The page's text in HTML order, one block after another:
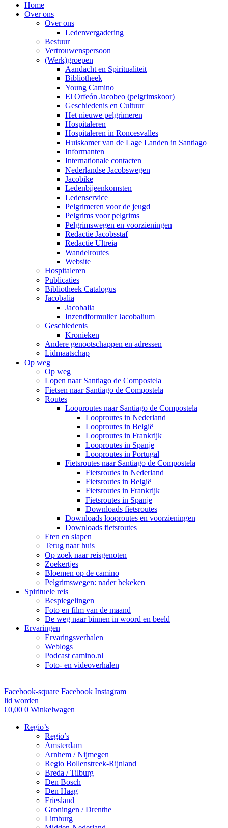
Home
Over ons
Over ons
Ledenvergadering
Bestuur
Vertrouwenspersoon
(Werk)groepen
Aandacht en Spiritualiteit
Bibliotheek
Young Camino
El Orfeón Jacobeo (pelgrimskoor)
Geschiedenis en Cultuur
Het nieuwe pelgrimeren
Hospitaleren
Hospitaleren in Roncesvalles
Huiskamer van de Lage Landen in Santiago
Informanten
Internationale contacten
Nederlandse Jacobswegen
Jacobike
Ledenbijeenkomsten
Ledenservice
Pelgrimeren voor de jeugd
Pelgrims voor pelgrims
Pelgrimswegen en voorzieningen
Redactie Jacobsstaf
Redactie Ultreia
Wandelroutes
Website
Hospitaleren
Publicaties
Bibliotheek Catalogus
Jacobalia
Jacobalia
Inzendformulier Jacobalium
Geschiedenis
Kronieken
Andere genootschappen en adressen
Lidmaatschap
Op weg
Op weg
Lopen naar Santiago de Compostela
Fietsen naar Santiago de Compostela
Routes
Looproutes naar Santiago de Compostela
Looproutes in Nederland
Looproutes in België
Looproutes in Frankrijk
Looproutes in Spanje
Looproutes in Portugal
Fietsroutes naar Santiago de Compostela
Fietsroutes in Nederland
Fietsroutes in België
Fietsroutes in Frankrijk
Fietsroutes in Spanje
Downloads fietsroutes
Downloads looproutes en voorzieningen
Downloads fietsroutes
Eten en slapen
Terug naar huis
Op zoek naar reisgenoten
Zoekertjes
Bloemen op de camino
Pelgrimswegen: nader bekeken
Spirituele reis
Bespiegelingen
Foto en film van de maand
De weg naar binnen in woord en beeld
Ervaringen
Ervaringsverhalen
Weblogs
Podcast camino.nl
Foto- en videoverhalen
Facebook-square Facebook Instagram
lid worden
€0,00 0 Winkelwagen
Regio’s
Regio’s
Amsterdam
Arnhem / Nijmegen
Regio Bollenstreek-Rijnland
Breda / Tilburg
Den Bosch
Den Haag
Friesland
Groningen / Drenthe
Limburg